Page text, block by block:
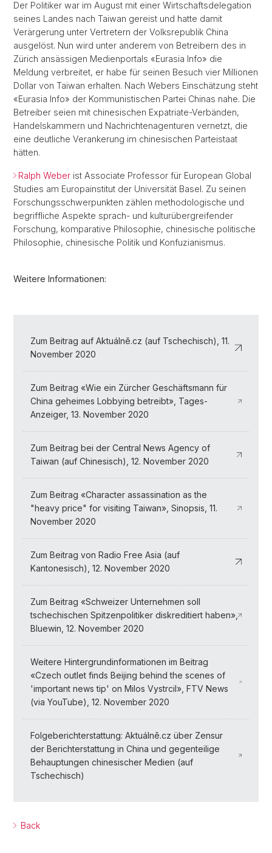
Der Politiker war im August mit einer Wirtschaftsdelegation
seines Landes nach Taiwan gereist und hatte damit
Verärgerung unter Vertretern der Volksrepublik China
ausgelöst. Nun wird unter anderem von Betreibern des in
Zürich ansässigen Medienportals «Eurasia Info» die
Meldung verbreitet, er habe für seinen Besuch vier Millionen
Dollar von Taiwan erhalten. Nach Webers Einschätzung steht
«Eurasia Info» der Kommunistischen Partei Chinas nahe. Die
Betreiber seien mit chinesischen Expatriate-Verbänden,
Handelskammern und Nachrichtenagenturen vernetzt, die
eine deutliche Verankerung im chinesischen Parteistaat
hätten.
Ralph Weber ist Associate Professor für European Global
Studies am Europainstitut der Universität Basel. Zu seinen
Forschungsschwerpunkten zählen methodologische und
begriffliche Aspekte sprach- und kulturübergreifender
Forschung, komparative Philosophie, chinesische politische
Philosophie, chinesische Politik und Konfuzianismus.
Weitere Informationen:
Zum Beitrag auf Aktuálně.cz (auf Tschechisch), 11.
November 2020
Zum Beitrag «Wie ein Zürcher Geschäftsmann für
China geheimes Lobbying betreibt», Tages-
Anzeiger, 13. November 2020
Zum Beitrag bei der Central News Agency of
Taiwan (auf Chinesisch), 12. November 2020
Zum Beitrag «Character assassination as the
"heavy price" for visiting Taiwan», Sinopsis, 11.
November 2020
Zum Beitrag von Radio Free Asia (auf
Kantonesisch), 12. November 2020
Zum Beitrag «Schweizer Unternehmen soll
tschechischen Spitzenpolitiker diskreditiert haben»,
Bluewin, 12. November 2020
Weitere Hintergrundinformationen im Beitrag
«Czech outlet finds Beijing behind the scenes of
'important news tip' on Milos Vystrcil», FTV News
(via YouTube), 12. November 2020
Folgeberichterstattung: Aktuálně.cz über Zensur
der Berichterstattung in China und gegenteilige
Behauptungen chinesischer Medien (auf
Tschechisch)
Back